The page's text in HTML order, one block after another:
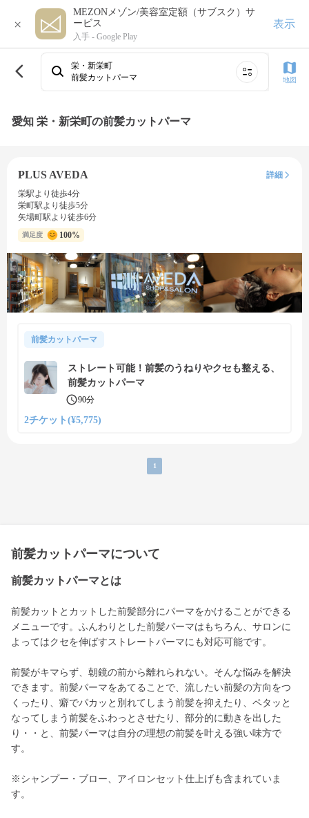
×
MEZONメゾン/美容室定額（サブスク）サ
ービス
入手 - Google Play
表示
栄・新栄町
前髪カットパーマ
地図
愛知 栄・新栄町の前髪カットパーマ
PLUS AVEDA
詳細
栄駅より徒歩4分
栄町駅より徒歩5分
矢場町駅より徒歩6分
満足度 100%
前髪カットパーマ
ストレート可能！前髪のうねりやクセも整える、
前髪カットパーマ
90分
2チケット(¥5,775)
1
前髪カットパーマについて
前髪カットパーマとは
前髪カットとカットした前髪部分にパーマをかけることができる
メニューです。ふんわりとした前髪パーマはもちろん、サロンに
よってはクセを伸ばすストレートパーマにも対応可能です。
前髪がキマらず、朝鏡の前から離れられない。そんな悩みを解決
できます。前髪パーマをあてることで、流したい前髪の方向をつ
くったり、癖でパカッと別れてしまう前髪を抑えたり、ペタッと
なってしまう前髪をふわっとさせたり、部分的に動きを出した
り・・と、前髪パーマは自分の理想の前髪を叶える強い味方で
す。
※シャンプー・ブロー、アイロンセット仕上げも含まれていま
す。